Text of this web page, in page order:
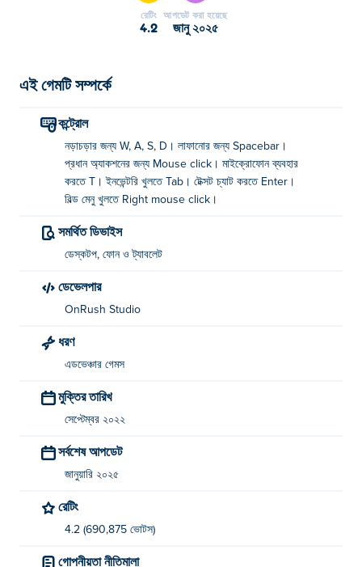
রেটিং
4.2
আপডেট করা হয়েছে
জানু ২০২৫
এই গেমটি সম্পর্কে
কন্ট্রোল
নড়াচড়ার জন্য W, A, S, D। লাফানোর জন্য Spacebar।
প্রধান অ্যাকশনের জন্য Mouse click। মাইক্রোফোন ব্যবহার
করতে T। ইনভেন্টরি খুলতে Tab। টেক্সট চ্যাট করতে Enter।
বিল্ড মেনু খুলতে Right mouse click।
সমর্থিত ডিভাইস
ডেস্কটপ, ফোন ও ট্যাবলেট
ডেভেলপার
OnRush Studio
ধরণ
এডভেঞ্চার গেমস
মুক্তির তারিখ
সেপ্টেম্বর ২০২২
সর্বশেষ আপডেট
জানুয়ারি ২০২৫
রেটিং
4.2 (690,875 ভোটস)
গোপনীয়তা নীতিমালা